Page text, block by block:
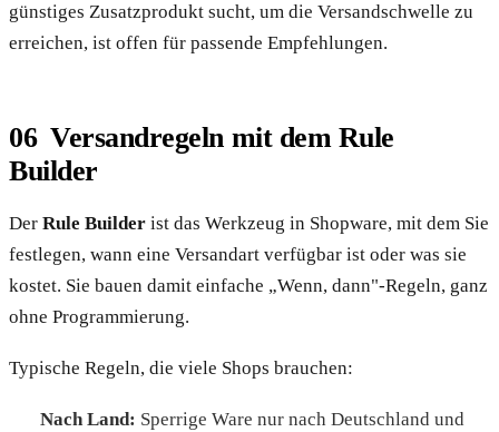
günstiges Zusatzprodukt sucht, um die Versandschwelle zu
erreichen, ist offen für passende Empfehlungen.
Versandregeln mit dem Rule
Builder
Der Rule Builder ist das Werkzeug in Shopware, mit dem Sie
festlegen, wann eine Versandart verfügbar ist oder was sie
kostet. Sie bauen damit einfache „Wenn, dann"-Regeln, ganz
ohne Programmierung.
Typische Regeln, die viele Shops brauchen:
Nach Land: Sperrige Ware nur nach Deutschland und